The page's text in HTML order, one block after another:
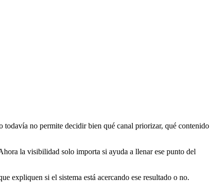
todavía no permite decidir bien qué canal priorizar, qué contenido
la visibilidad solo importa si ayuda a llenar ese punto del
expliquen si el sistema está acercando ese resultado o no.